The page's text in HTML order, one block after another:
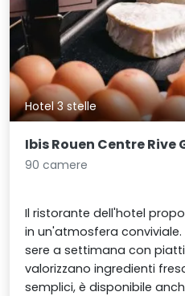
Hotel 3 stelle
Ibis Rouen Centre Rive
90 camere
Il ristorante dell'hotel
in un'atmosfera
sere a settimana con
valorizzano ingredienti
semplici, è disponibile